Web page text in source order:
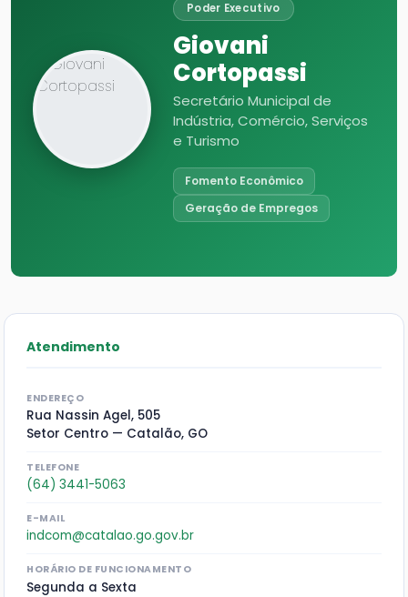
Poder Executivo
Giovani
Cortopassi
Secretário Municipal de
Indústria, Comércio, Serviços
e Turismo
Fomento Econômico
Geração de Empregos
Atendimento
ENDEREÇO
Rua Nassin Agel, 505
Setor Centro — Catalão, GO
TELEFONE
(64) 3441-5063
E-MAIL
indcom@catalao.go.gov.br
HORÁRIO DE FUNCIONAMENTO
Segunda a Sexta